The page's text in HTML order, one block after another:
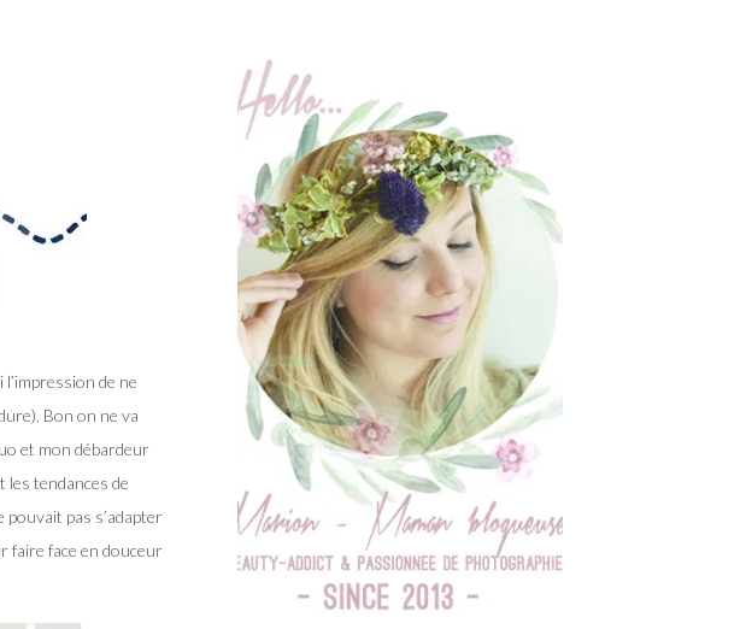
de ne
Bon on ne va
et mon débardeur
les tendances de
pouvait pas s’adapter
faire face en douceur